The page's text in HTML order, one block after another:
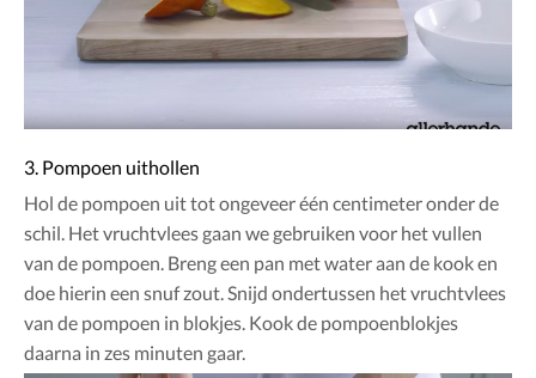
3. Pompoen uithollen
Hol de pompoen uit tot ongeveer één centimeter onder de
schil. Het vruchtvlees gaan we gebruiken voor het vullen
van de pompoen. Breng een pan met water aan de kook en
doe hierin een snuf zout. Snijd ondertussen het vruchtvlees
van de pompoen in blokjes. Kook de pompoenblokjes
daarna in zes minuten gaar.